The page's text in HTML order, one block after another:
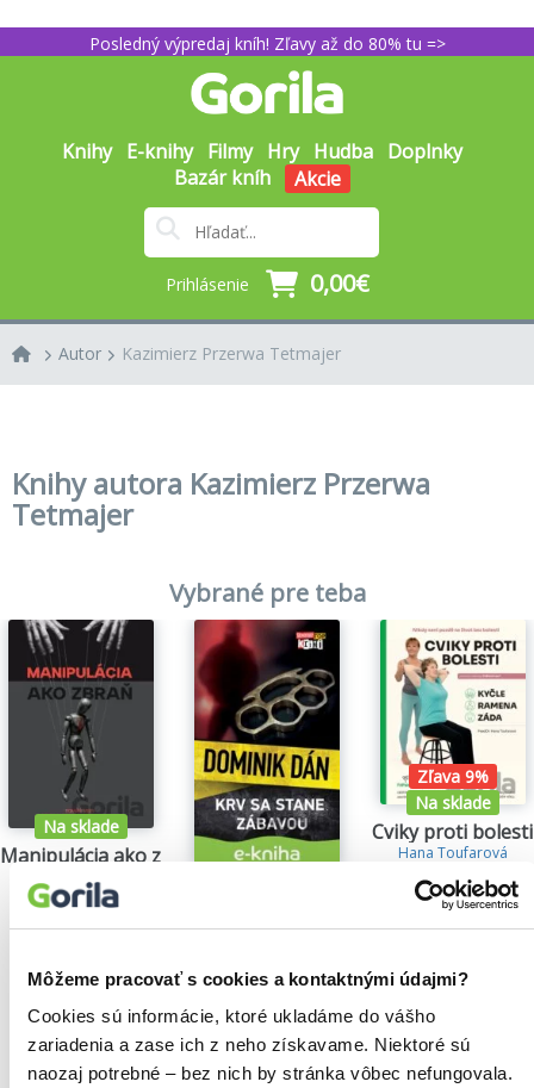
Môžeme pracovať s cookies a kontaktnými údajmi?
Cookies sú informácie, ktoré ukladáme do vášho
zariadenia a zase ich z neho získavame. Niektoré sú
naozaj potrebné – bez nich by stránka vôbec nefungovala.
Posledný výpredaj kníh! Zľavy až do 80% tu =>
Knihy E-knihy Filmy Hry Hudba Doplnky
Bazár kníh
Akcie
Prihlásenie 0,00€
Autor Kazimierz Przerwa Tetmajer
Knihy autora Kazimierz Przerwa
Tetmajer
Vybrané pre teba
Na sklade
Manipulácia ako zbraň
15,79€
Zľava 9%
Na sklade
Cviky proti
Hana Toufarová
24,30€
Našli sme0titulov